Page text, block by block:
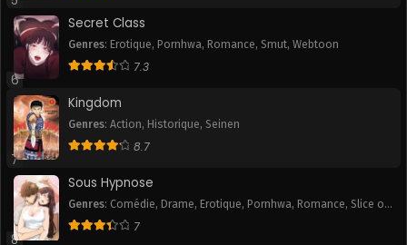
August 12, 2024
Chapitre 9
August 12, 2024
Chapitre 8
Chapitre 7
August 12, 2024 August 12, 2024
August 12, 2024
Chapitre 3
6
Secret Class
Genres: Erotique, Pornhwa, Romance, Smut, Webtoon
7.3
7
Kingdom
Genres: Action, Historique, Seinen
8.7
8
Sous Hypnose
Genres: Comédie, Drame, Erotique, Pornhwa, Romance, Slice of
Life,Smut 7